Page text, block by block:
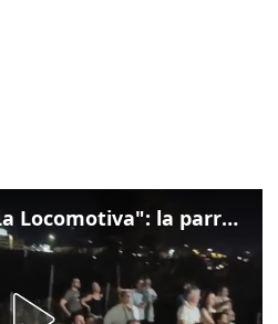
Marghera canta "La Locomotiva": la parrocchia della Cita ricorda Guccini